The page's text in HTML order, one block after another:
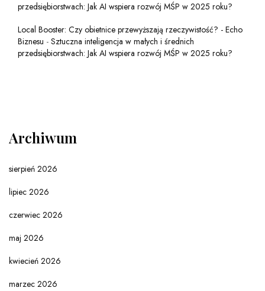
przedsiębiorstwach: Jak AI wspiera rozwój MŚP w 2025 roku?
Local Booster: Czy obietnice przewyższają rzeczywistość? - Echo
Biznesu - Sztuczna inteligencja w małych i średnich
przedsiębiorstwach: Jak AI wspiera rozwój MŚP w 2025 roku?
Archiwum
sierpień 2026
lipiec 2026
czerwiec 2026
maj 2026
kwiecień 2026
marzec 2026